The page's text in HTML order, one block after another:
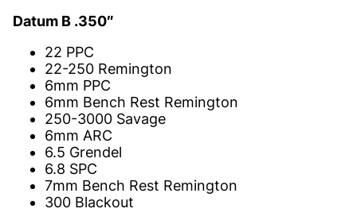
Datum B .350″
22 PPC
22-250 Remington
6mm PPC
6mm Bench Rest Remington
250-3000 Savage
6mm ARC
6.5 Grendel
6.8 SPC
7mm Bench Rest Remington
300 Blackout